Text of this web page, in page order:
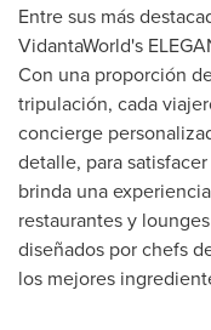
Entre sus más
VidantaWorld's
Con una proporción
tripulación, cada
concierge
detalle, para
brinda una
restaurantes y
diseñados por chefs
los mejores